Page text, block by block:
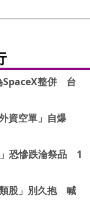
SpaceX整併 台
資空單」自爆
恐慘跌淪祭品 1
股」別久抱 喊